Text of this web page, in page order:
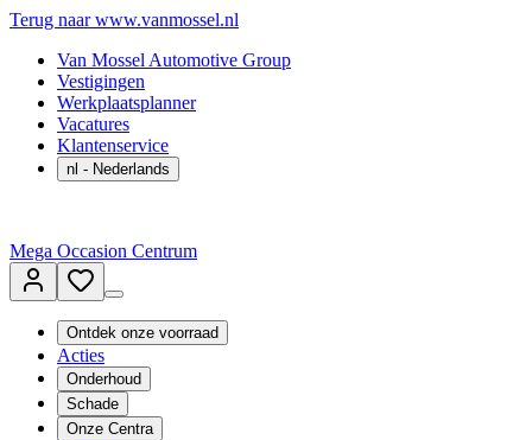
Terug naar www.vanmossel.nl
Van Mossel Automotive Group
Vestigingen
Werkplaatsplanner
Vacatures
Klantenservice
nl - Nederlands
Mega Occasion Centrum
Ontdek onze voorraad
Acties
Onderhoud
Schade
Onze Centra